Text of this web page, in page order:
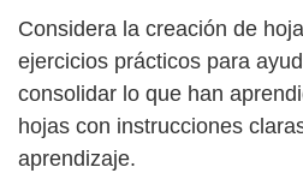
Considera la creación de
ejercicios prácticos para
consolidar lo que han
hojas con instrucciones
aprendizaje.